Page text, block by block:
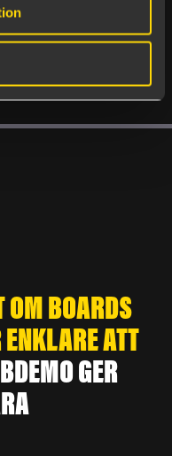
OM BOARDS
ATT
GER